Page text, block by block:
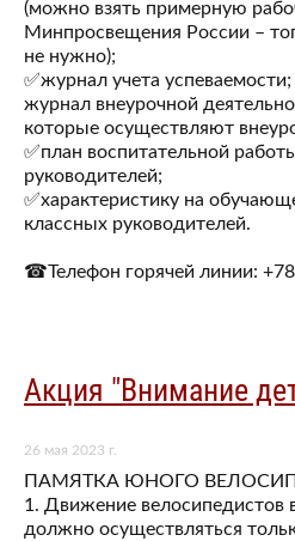
(можно взять примерную
Минпросвещения России –
не нужно);
✅журнал учета успеваемости;
журнал внеурочной
которые осуществляют
✅план воспитательной
руководителей;
✅характеристику на
классных руководителей.
☎Телефон горячей линии:
Акция "Внимание
26 мая 2023 г.
ПАМЯТКА ЮНОГО
1. Движение велосипедистов
должно осуществляться